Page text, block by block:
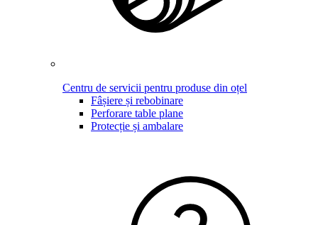
Centru de servicii pentru produse din oțel
Fâșiere și rebobinare
Perforare table plane
Protecție și ambalare